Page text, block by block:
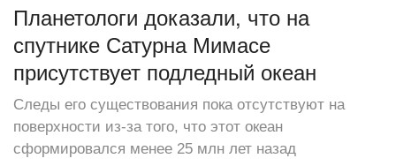
Планетологи доказали, что на
спутнике Сатурна Мимасе
присутствует подледный океан
Следы его существования пока отсутствуют на
поверхности из-за того, что этот океан
сформировался менее 25 млн лет назад